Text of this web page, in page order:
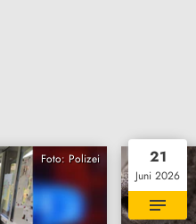
Foto: Polizei 21
Juni 2026